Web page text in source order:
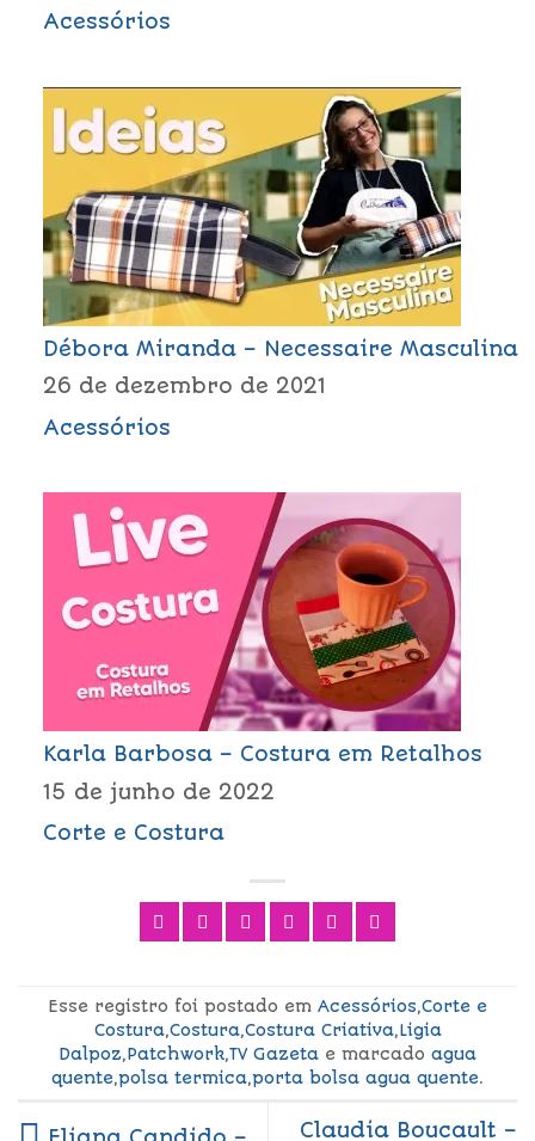
Acessórios
Débora Miranda – Necessaire Masculina
26 de dezembro de 2021
Acessórios
Karla Barbosa – Costura em Retalhos
15 de junho de 2022
Corte e Costura
Esse registro foi postado em Acessórios,Corte e
Costura,Costura,Costura Criativa,Ligia
Dalpoz,Patchwork,TV Gazeta e marcado agua
quente,polsa termica,porta bolsa agua quente.
Claudia Boucault –